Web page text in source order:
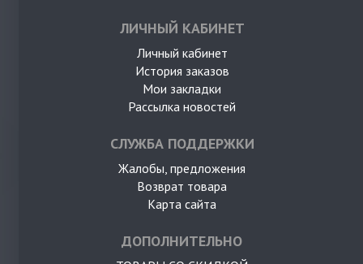
ЛИЧНЫЙ КАБИНЕТ
Личный кабинет
История заказов
Мои закладки
Рассылка новостей
СЛУЖБА ПОДДЕРЖКИ
Жалобы, предложения
Возврат товара
Карта сайта
ДОПОЛНИТЕЛЬНО